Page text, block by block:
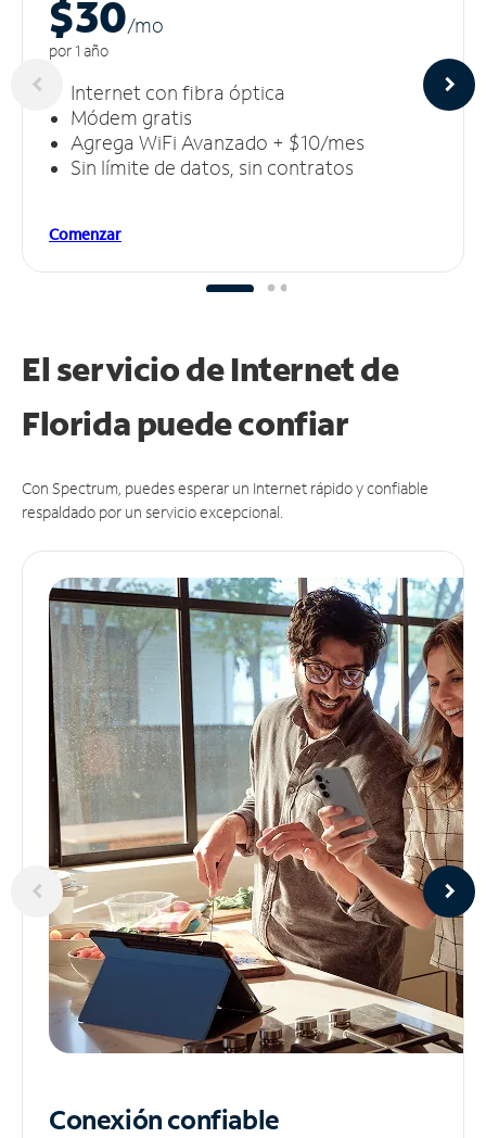
$30/mo
por 1 año
Internet con fibra óptica
Módem gratis
Agrega WiFi Avanzado + $10/mes
Sin límite de datos, sin contratos
Comenzar
El servicio de Internet de
Florida puedeconfiar
Con Spectrum, puedes esperar un Internet rápido y confiable
respaldado por un servicio excepcional.
Conexión confiable